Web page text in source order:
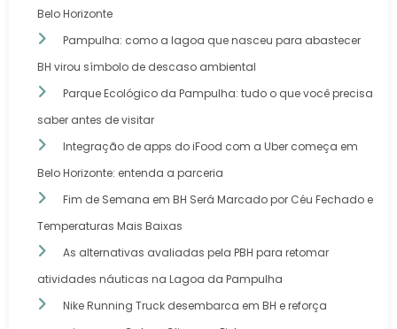
Belo Horizonte
Pampulha: como a lagoa que nasceu para abastecer
BH virou símbolo de descaso ambiental
Parque Ecológico da Pampulha: tudo o que você precisa
saber antes de visitar
Integração de apps do iFood com a Uber começa em
Belo Horizonte: entenda a parceria
Fim de Semana em BH Será Marcado por Céu Fechado e
Temperaturas Mais Baixas
As alternativas avaliadas pela PBH para retomar
atividades náuticas na Lagoa da Pampulha
Nike Running Truck desembarca em BH e reforça